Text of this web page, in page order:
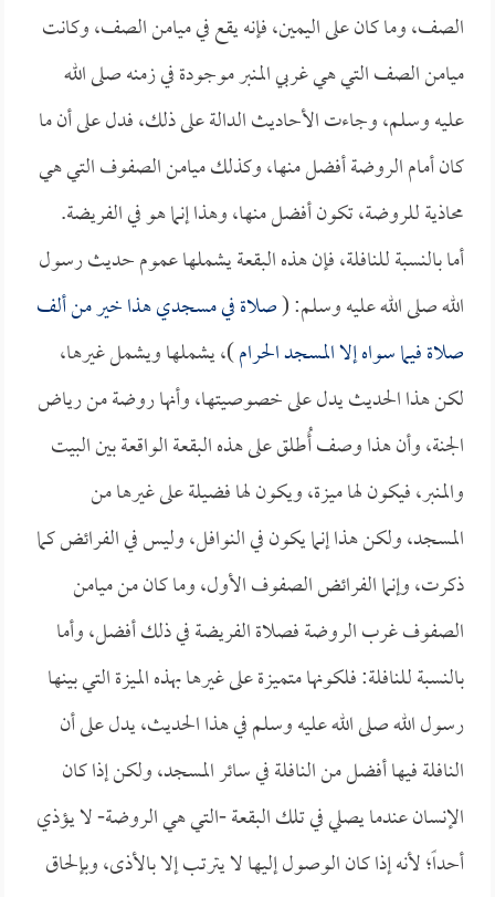
الصف، وما كان على اليمين، فإنه يقع في ميامن الصف، وكانت
ميامن الصف التي هي غربي المنبر موجودة في زمنه صلى الله
عليه وسلم، وجاءت الأحاديث الدالة على ذلك، فدل على أن ما
كان أمام الروضة أفضل منها، وكذلك ميامن الصفوف التي هي
محاذية للروضة، تكون أفضل منها، وهذا إنما هو في الفريضة.
أما بالنسبة للنافلة، فإن هذه البقعة يشملها عموم حديث رسول
الله صلى الله عليه وسلم: (صلاة في مسجدي هذا خير من ألف
صلاة فيما سواه إلا المسجد الحرام)، يشملها ويشمل غيرها،
لكن هذا الحديث يدل على خصوصيتها، وأنها روضة من رياض
الجنة، وأن هذا وصف أُطلق على هذه البقعة الواقعة بين البيت
والمنبر، فيكون لها ميزة، ويكون لها فضيلة على غيرها من
المسجد، ولكن هذا إنما يكون في النوافل، وليس في الفرائض كما
ذكرت، وإنما الفرائض الصفوف الأول، وما كان من ميامن
الصفوف غرب الروضة فصلاة الفريضة في ذلك أفضل، وأما
بالنسبة للنافلة: فلكونها متميزة على غيرها بهذه الميزة التي بينها
رسول الله صلى الله عليه وسلم في هذا الحديث، يدل على أن
النافلة فيها أفضل من النافلة في سائر المسجد، ولكن إذا كان
الإنسان عندما يصلي في تلك البقعة -التي هي الروضة- لا يؤذي
أحداً؛ لأنه إذا كان الوصول إليها لا يترتب إلا بالأذى، وبإلحاق